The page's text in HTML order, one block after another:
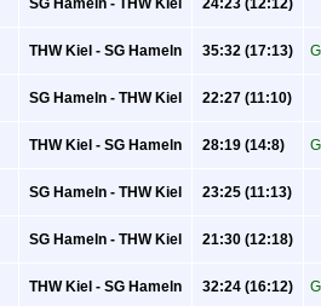
SG Hameln - THW Kiel 24:23 (12:12)
THW Kiel - SG Hameln 35:32 (17:13) G
SG Hameln - THW Kiel 22:27 (11:10)
THW Kiel - SG Hameln 28:19 (14:8) G
SG Hameln - THW Kiel 23:25 (11:13)
SG Hameln - THW Kiel 21:30 (12:18)
THW Kiel - SG Hameln 32:24 (16:12) G